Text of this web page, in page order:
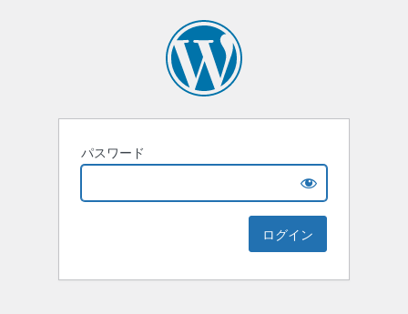
パスワード